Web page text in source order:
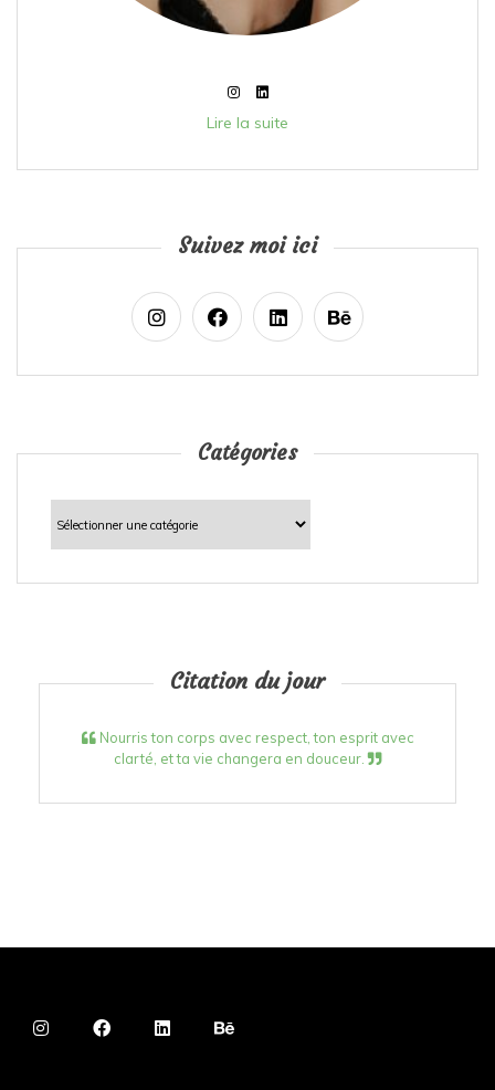
Lire la suite
Suivez moi ici
Catégories
Catégories
Citation du jour
Nourris ton corps avec respect, ton esprit avec
clarté, et ta vie changera en douceur.